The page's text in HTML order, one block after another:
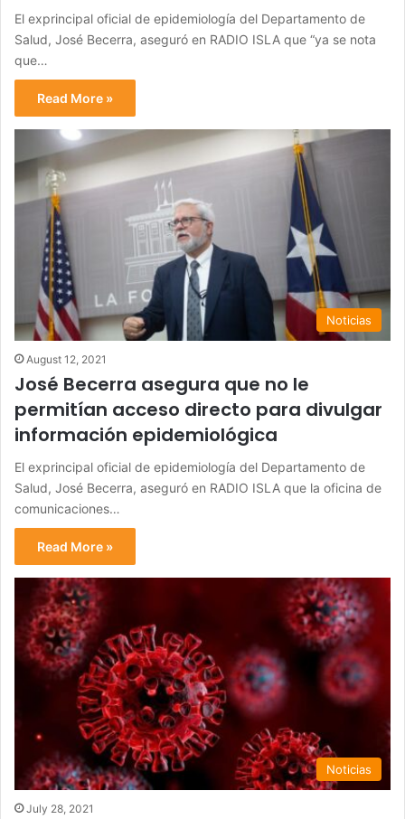
El exprincipal oficial de epidemiología del Departamento de
Salud, José Becerra, aseguró en RADIO ISLA que “ya se nota
que…
Read More »
Noticias
August 12, 2021
José Becerra asegura que no le
permitían acceso directo para divulgar
información epidemiológica
El exprincipal oficial de epidemiología del Departamento de
Salud, José Becerra, aseguró en RADIO ISLA que la oficina de
comunicaciones…
Read More »
Noticias
July 28, 2021